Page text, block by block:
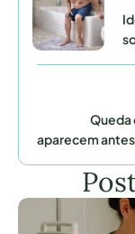
Queda
aparecem